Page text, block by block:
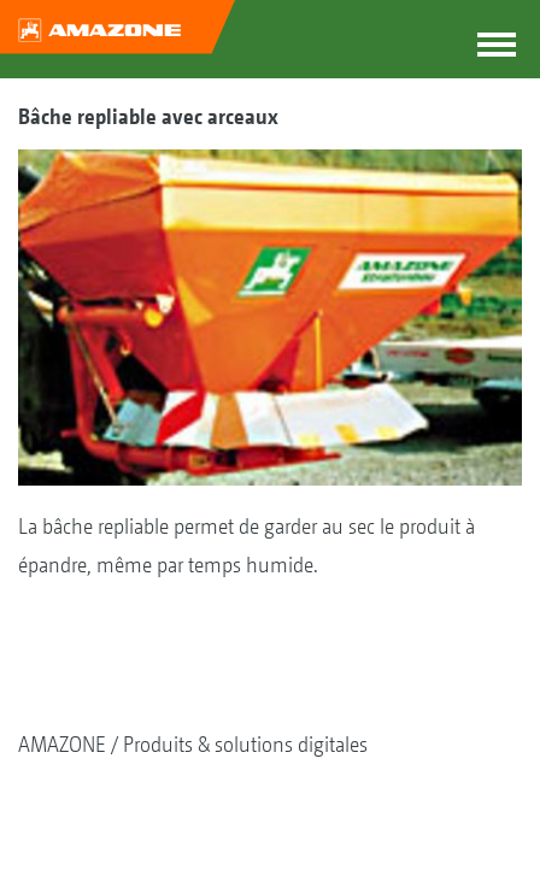
Bâche repliable avec arceaux
La bâche repliable permet de garder au sec le produit à
épandre, même par temps humide.
AMAZONE Produits & solutions digitales